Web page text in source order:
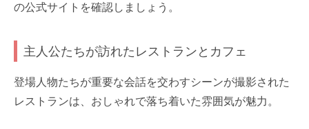
の公式サイトを確認しましょう。
主人公たちが訪れたレストランとカフェ
登場人物たちが重要な会話を交わすシーンが撮影された
レストランは、おしゃれで落ち着いた雰囲気が魅力。